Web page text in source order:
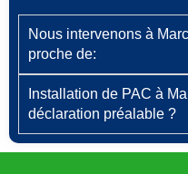
Nous intervenons à
proche de:
Installation de PAC à
déclaration préalable ?